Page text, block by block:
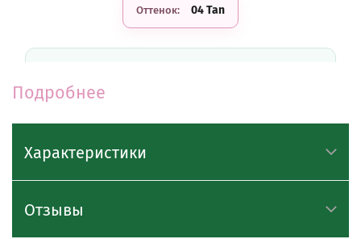
Оттенок: 04 Tan
Пудра визуально сглаживает текстуру кожи,
маски.
Лёгкая пудровая формула абсорбирует излишки
Подробнее
Характеристики
Отзывы